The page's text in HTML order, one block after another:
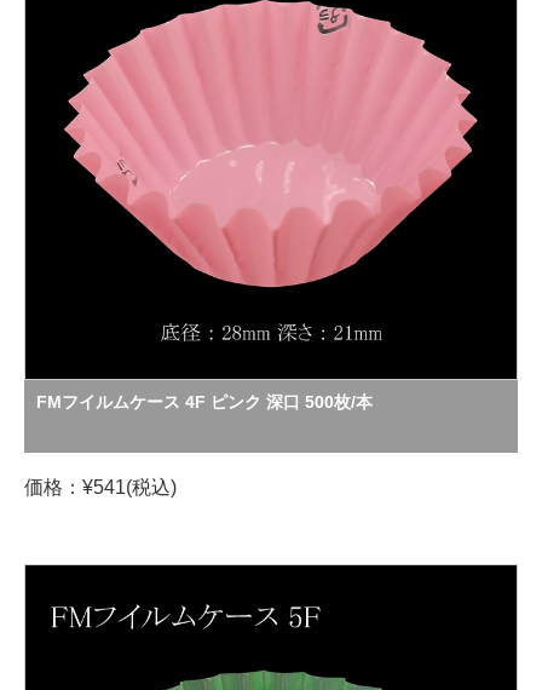
FMフイルムケース 4F ピンク 深口 500枚/本
価格：¥541(税込)